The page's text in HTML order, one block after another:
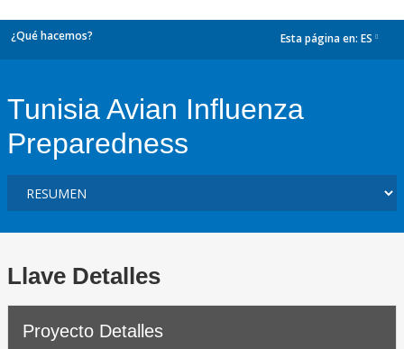
¿Qué hacemos? Esta página en: ES
Tunisia Avian Influenza
Preparedness
Llave Detalles
Proyecto Detalles